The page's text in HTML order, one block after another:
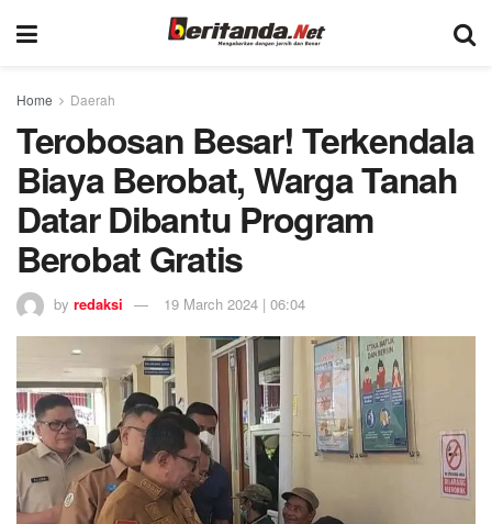
Home Daerah
Terobosan Besar! Terkendala
Biaya Berobat, Warga Tanah
Datar Dibantu Program
Berobat Gratis
by redaksi 19 March 2024 | 06:04